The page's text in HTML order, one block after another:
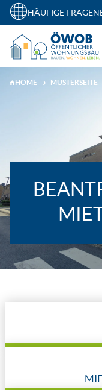
HÄUFIGE FRAGEN
HOME MUSTERSEITE